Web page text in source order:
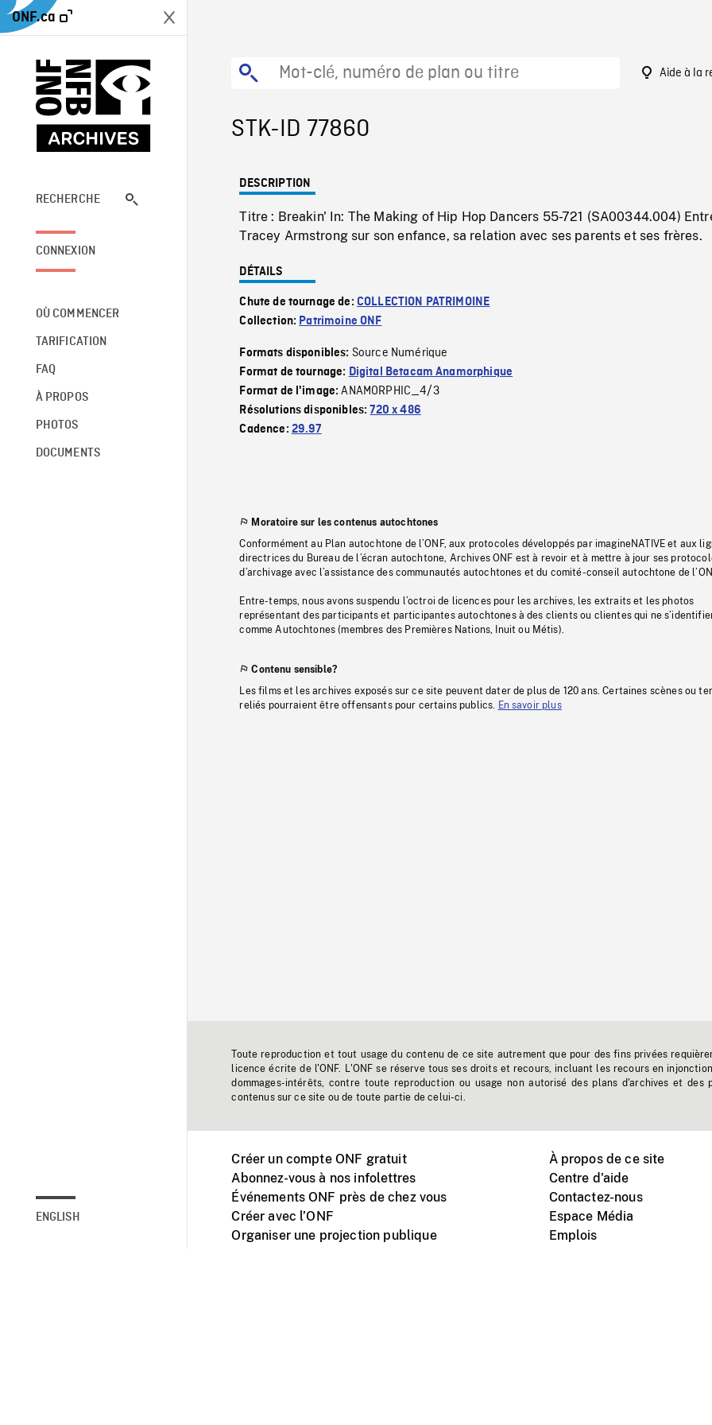
ONF.ca
RECHERCHE
CONNEXION
OÙ COMMENCER
TARIFICATION
FAQ
À PROPOS
PHOTOS
DOCUMENTS
ENGLISH
Aide à la
STK-ID 77860
DESCRIPTION
Titre : Breakin' In: The Making of Hip Hop Dancers 55-721 (SA00344.004)
Tracey Armstrong sur son enfance, sa relation avec ses parents et ses frères.
DÉTAILS
Chute de tournage de: COLLECTION PATRIMOINE
Collection: Patrimoine ONF
Formats disponibles: Source Numérique
Format de tournage: Digital Betacam Anamorphique
Format de l'image:ANAMORPHIC_4/3
Résolutions disponibles:720 x 486
Cadence: 29.97
Moratoire sur les contenus autochtones
Conformément au Plan autochtone de l’ONF, aux protocoles développés par imagineNATIVE et aux
directrices du Bureau de l’écran autochtone, Archives ONF est à revoir et à mettre à jour ses
d’archivage avec l’assistance des communautés autochtones et du comité-conseil autochtone de
Entre-temps, nous avons suspendu l’octroi de licences pour les archives, les extraits et les photos
représentant des participants et participantes autochtones à des clients ou clientes qui ne
comme Autochtones (membres des Premières Nations, Inuit ou Métis).
Contenu sensible?
Les films et les archives exposés sur ce site peuvent dater de plus de 120 ans. Certaines scènes ou
reliés pourraient être offensants pour certains publics. En savoir plus
Toute reproduction et tout usage du contenu de ce site autrement que pour des fins privées
licence écrite de l'ONF. L'ONF se réserve tous ses droits et recours, incluant les recours en
dommages-intérêts, contre toute reproduction ou usage non autorisé des plans d'archives et des
contenus sur ce site ou de toute partie de celui-ci.
Créer un compte ONF gratuit
Abonnez-vous à nos infolettres
Événements ONF près de chez vous
Créer avec l’ONF
Organiser une projection publique
À propos de ce site
Centre d'aide
Contactez-nous
Espace Média
Emplois